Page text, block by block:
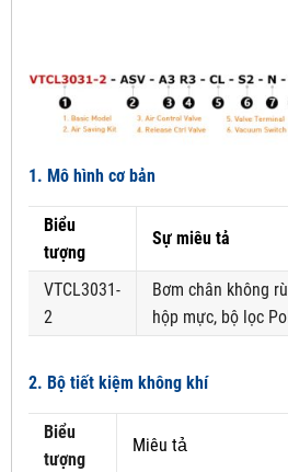
1. Mô hình cơ bản
Biểu
tượng
Sự miêu tả
VTCL3031-
2
Bơm chân không
hộp mực, bộ lọc
2. Bộ tiết kiệm không khí
Biểu
tượng
Miêu tả